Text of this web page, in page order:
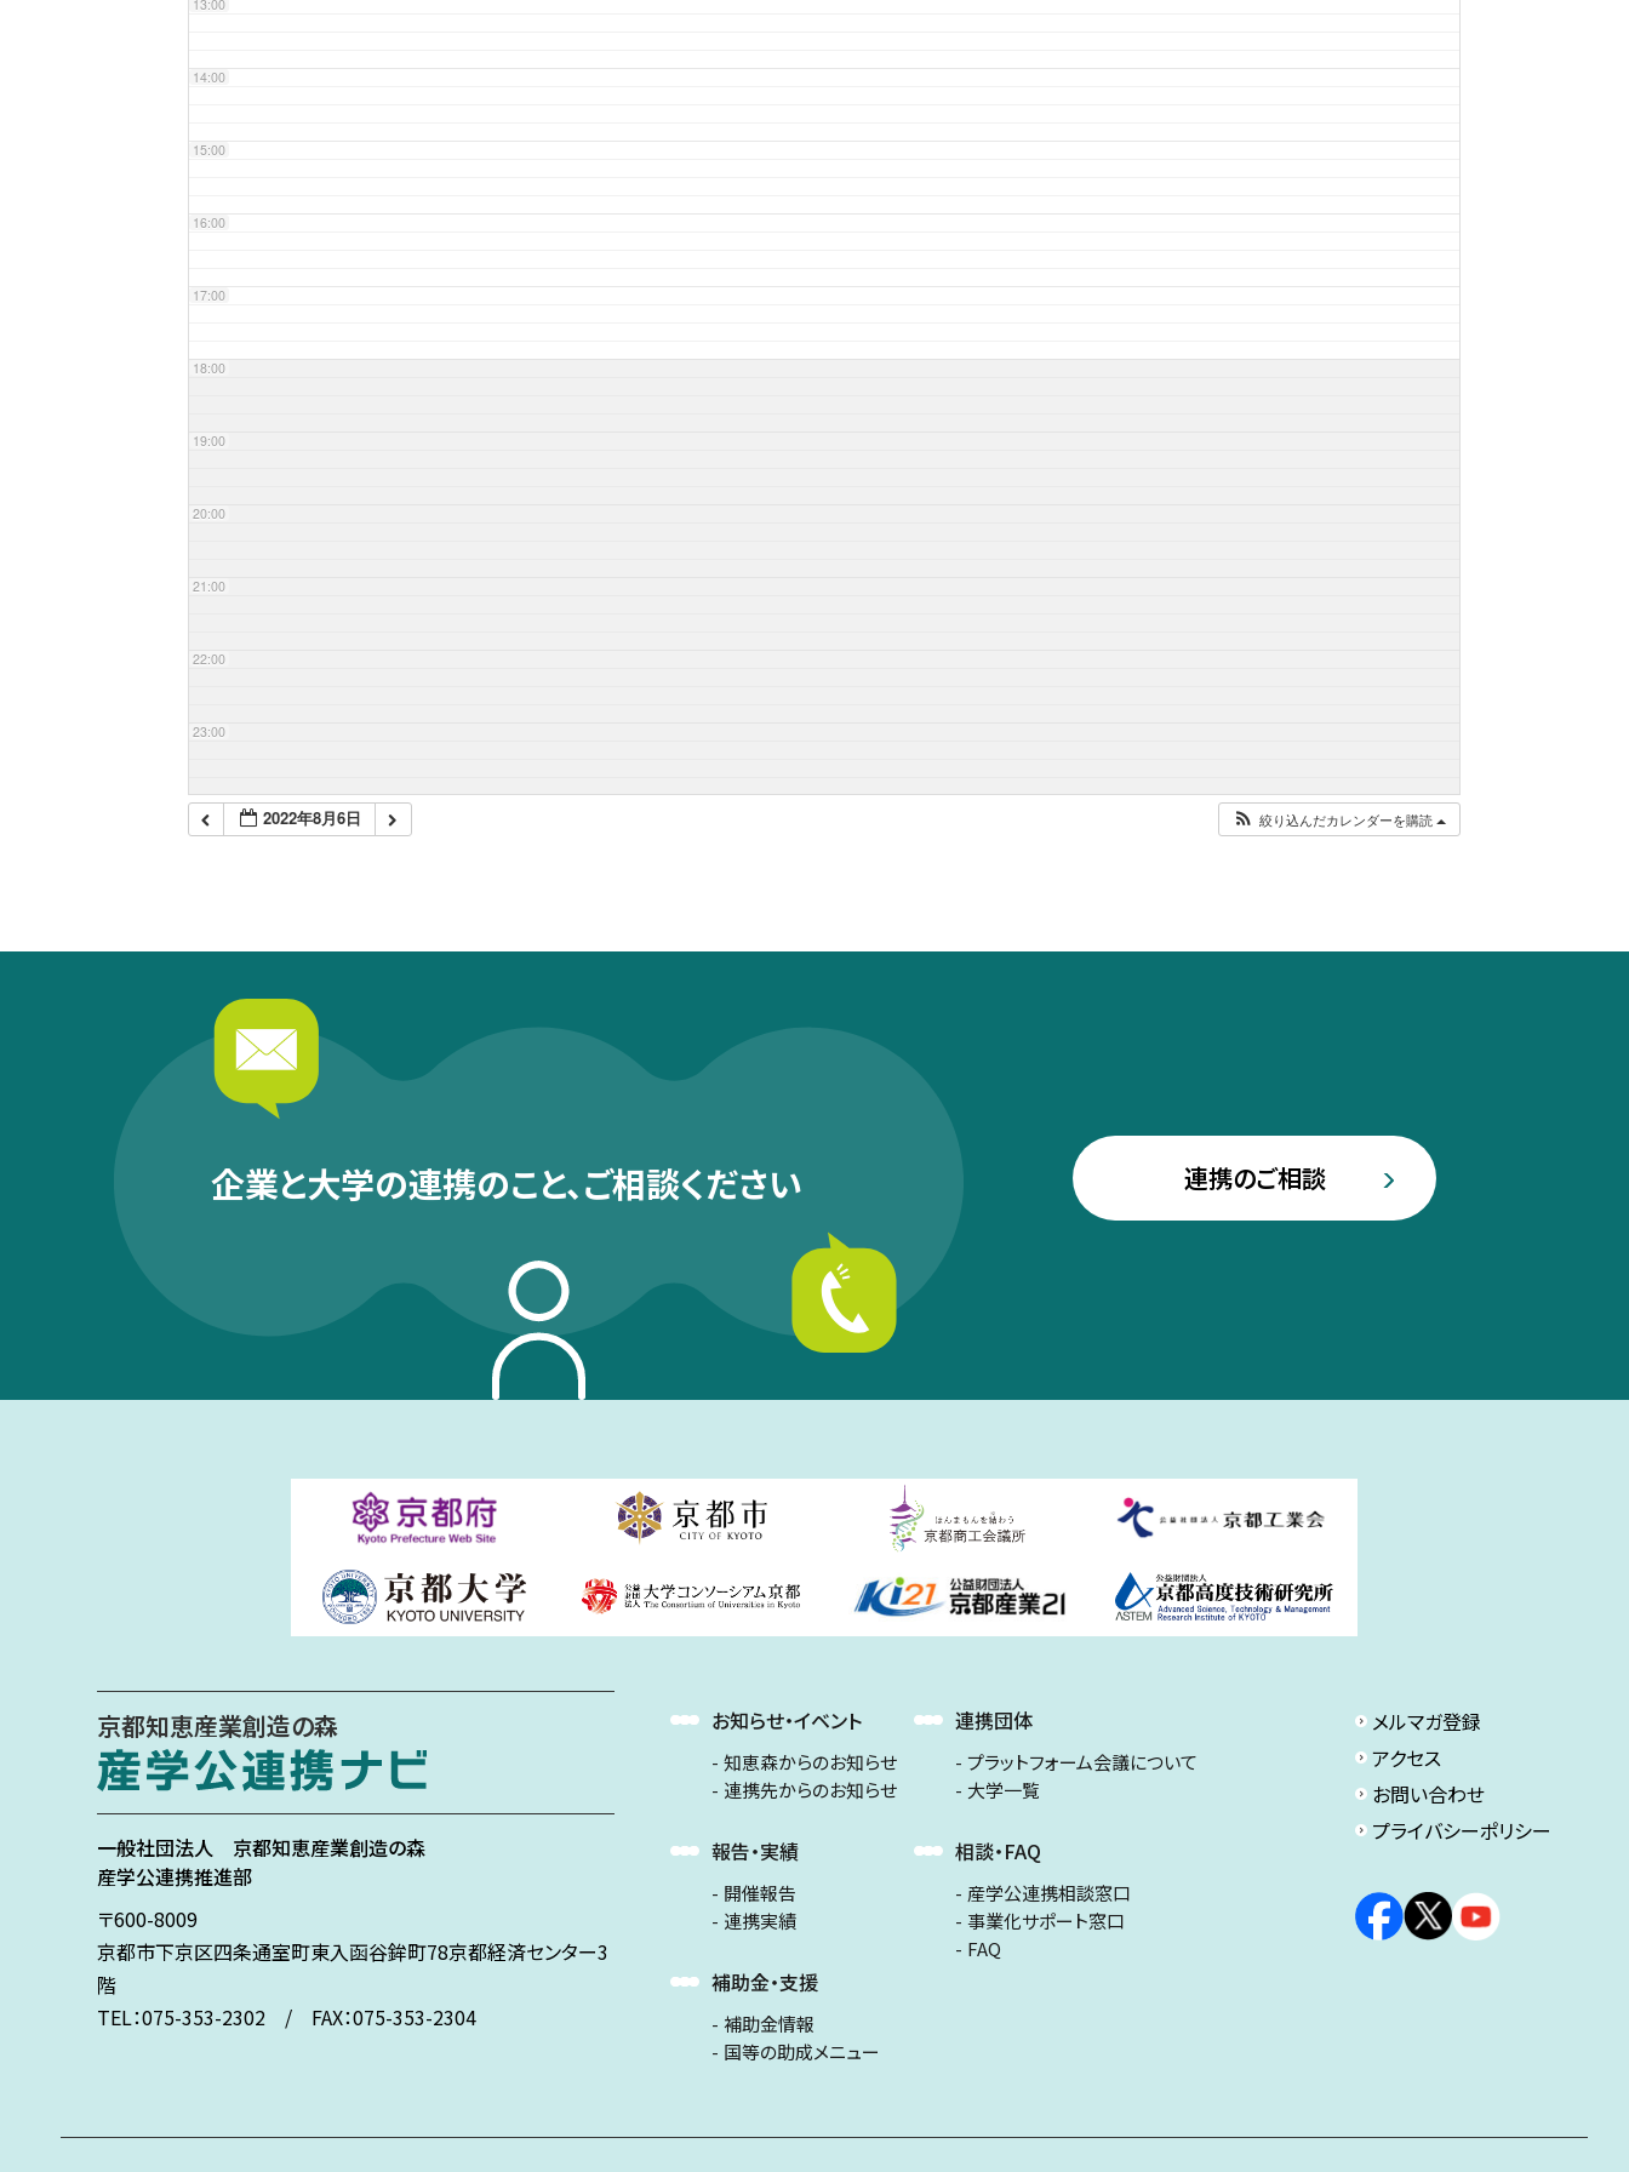
13:00
14:00
15:00
16:00
17:00
18:00
19:00
20:00
21:00
22:00
23:00
2022年8月6日 絞り込んだカレンダーを購読
企業と大学の連携のこと、ご相談ください 連携のご相談
京都知恵産業創造の森
一般社団法人 京都知恵産業創造の森
産学公連携推進部
〒600-8009
京都市下京区四条通室町東入函谷鉾町78京都経済センター3
階
TEL：075-353-2302 / FAX：075-353-2304
お知らせ・イベント
知恵森からのお知らせ
連携先からのお知らせ
報告・実績
開催報告
連携実績
補助金・支援
補助金情報
国等の助成メニュー
連携団体
プラットフォーム会議について
大学一覧
相談・FAQ
産学公連携相談窓口
事業化サポート窓口
FAQ
メルマガ登録
アクセス
お問い合わせ
プライバシーポリシー